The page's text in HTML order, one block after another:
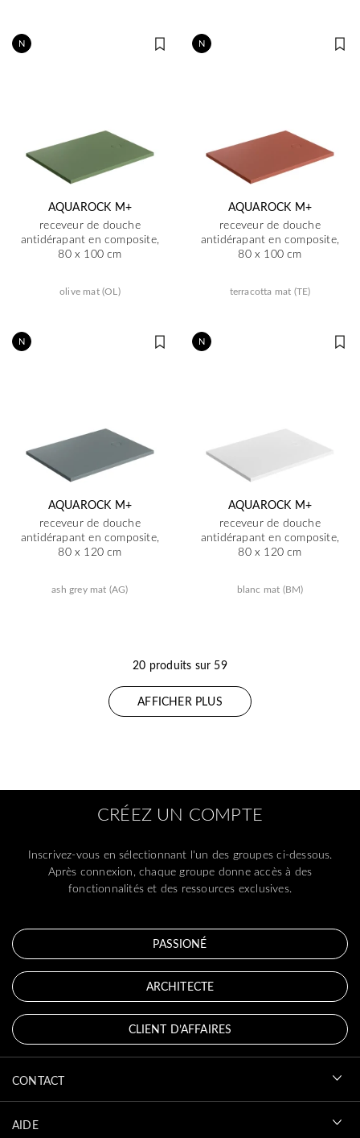
N
AQUAROCK M+
receveur de douche
antidérapant en composite,
80 x 100 cm
olive mat (OL)
N
AQUAROCK M+
receveur de douche
antidérapant en composite,
80 x 100 cm
terracotta mat (TE)
N
AQUAROCK M+
receveur de douche
antidérapant en composite,
80 x 120 cm
ash grey mat (AG)
N
AQUAROCK M+
receveur de douche
antidérapant en composite,
80 x 120 cm
blanc mat (BM)
20 produits sur 59
AFFICHER PLUS
CRÉEZ UN COMPTE
Inscrivez-vous en sélectionnant l'un des groupes ci-dessous.
Après connexion, chaque groupe donne accès à des
fonctionnalités et des ressources exclusives.
PASSIONÉ
ARCHITECTE
CLIENT D’AFFAIRES
CONTACT
AIDE